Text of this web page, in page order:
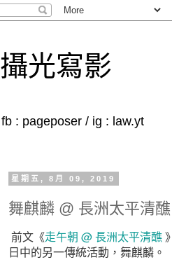
攝光寫影
fb : pageposer / ig : law.yt
星期五, 8月 09, 2019
舞麒麟 @ 長洲太平清醮
前文《走午朝 @ 長洲太平清醮
日中的另一傳統活動，舞麒麟。